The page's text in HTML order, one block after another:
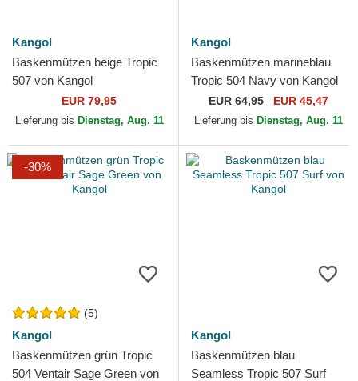
Kangol
Baskenmützen beige Tropic
507 von Kangol
EUR 79,95
Lieferung bis Dienstag, Aug. 11
Kangol
Baskenmützen marineblau
Tropic 504 Navy von Kangol
EUR 64,95 EUR 45,47
Lieferung bis Dienstag, Aug. 11
-30%
(5)
Kangol
Baskenmützen grün Tropic
504 Ventair Sage Green von
Kangol
Baskenmützen blau
Seamless Tropic 507 Surf